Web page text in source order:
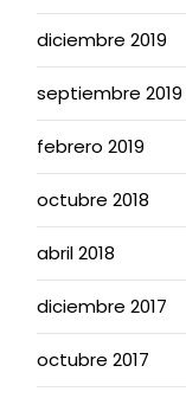
diciembre 2019
septiembre 2019
febrero 2019
octubre 2018
abril 2018
diciembre 2017
octubre 2017